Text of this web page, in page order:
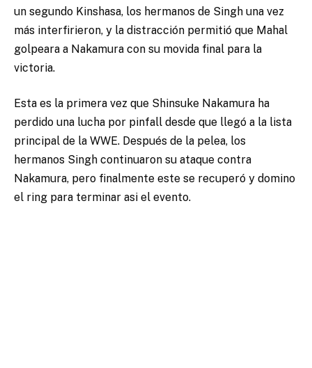
un segundo Kinshasa, los hermanos de Singh una vez
más interfirieron, y la distracción permitió que Mahal
golpeara a Nakamura con su movida final para la
victoria.
Esta es la primera vez que Shinsuke Nakamura ha
perdido una lucha por pinfall desde que llegó a la lista
principal de la WWE. Después de la pelea, los
hermanos Singh continuaron su ataque contra
Nakamura, pero finalmente este se recuperó y domino
el ring para terminar asi el evento.